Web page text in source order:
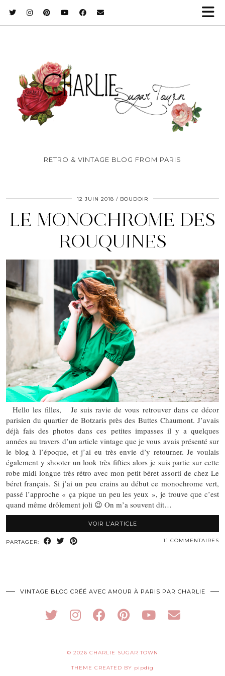
RETRO & VINTAGE BLOG FROM PARIS
12 JUIN 2018 BOUDOIR
LE MONOCHROME DES
ROUQUINES
Hello les filles, Je suis ravie de vous retrouver dans ce décor
parisien du quartier de Botzaris près des Buttes Chaumont. J’avais
déjà fais des photos dans ces petites impasses il y a quelques
années au travers d’un article vintage que je vous avais présenté sur
le blog à l’époque, et j’ai eu très envie d’y retourner. Je voulais
également y shooter un look très fifties alors je suis partie sur cette
robe midi longue très rétro avec mon petit béret assorti de chez Le
béret français. Si j’ai un peu crains au début ce monochrome vert,
passé l’approche « ça pique un peu les yeux », je trouve que c’est
quand même drôlement joli 😉 On m’a souvent dit…
VOIR L’ARTICLE
PARTAGER: 11 COMMENTAIRES
VINTAGE BLOG CRÉÉ AVEC AMOUR À PARIS PAR CHARLIE
© 2026 CHARLIE SUGAR TOWN
THEME CREATED BY pipdig